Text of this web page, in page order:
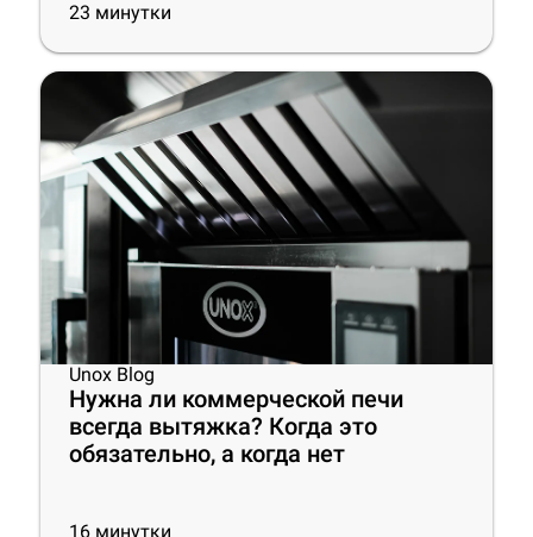
23 минутки
Unox Blog
Нужна ли коммерческой печи
всегда вытяжка? Когда это
обязательно, а когда нет
16 минутки